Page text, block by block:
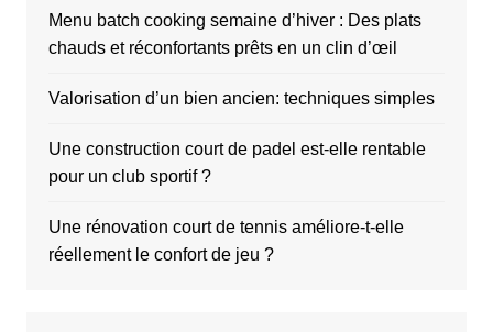
Menu batch cooking semaine d’hiver : Des plats
chauds et réconfortants prêts en un clin d’œil
Valorisation d’un bien ancien: techniques simples
Une construction court de padel est-elle rentable
pour un club sportif ?
Une rénovation court de tennis améliore-t-elle
réellement le confort de jeu ?